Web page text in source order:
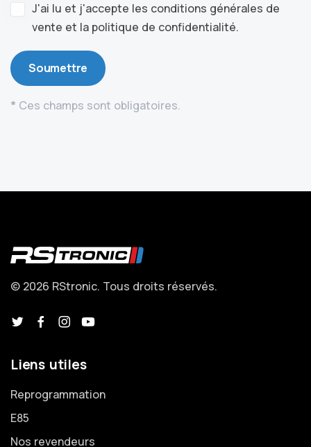
J'ai lu et j'accepte les conditions générales de
vente et la politique de confidentialité.
Soumettre
* Ces champs sont obligatoires.
© 2026 RStronic. Tous droits réservés.
Liens utiles
Reprogrammation
E85
Nos revendeurs